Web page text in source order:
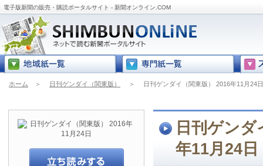
電子版新聞の販売・購読ポータルサイト - 新聞オンライン.COM
ホーム ＞ 日刊ゲンダイ（関東版） ＞ 日刊ゲンダイ（関東版） 2016年11月24日
日刊ゲン
年11月24日